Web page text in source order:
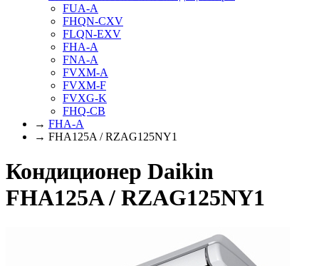
FUA-A
FHQN-CXV
FLQN-EXV
FHA-A
FNA-A
FVXM-A
FVXM-F
FVXG-K
FHQ-CB
→ FHA-A
→ FHA125A / RZAG125NY1
Кондиционер Daikin
FHA125A / RZAG125NY1